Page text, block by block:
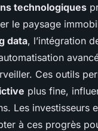
technologiques
le paysage
data, l’intégration
Ces outils
plus fine,
Les investisseurs
à ces progrès